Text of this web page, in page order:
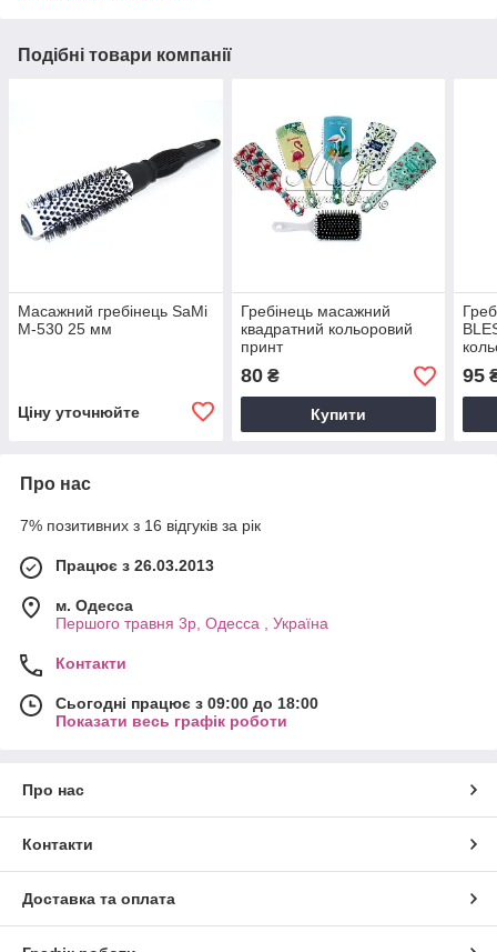
Подібні товари компанії
Масажний гребінець SaMi
M-530 25 мм
Ціну уточнюйте
Гребінець масажний
квадратний кольоровий
принт
80₴
Купити
95
Про нас
7% позитивних з 16 відгуків за рік
Працює з 26.03.2013
м. Одесса
Першого травня 3р, Одесса , Україна
Контакти
Сьогодні працює з 09:00 до 18:00
Показати весь графік роботи
Про нас
Контакти
Доставка та оплата